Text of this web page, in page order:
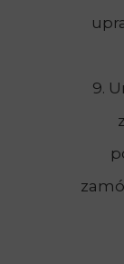
9.